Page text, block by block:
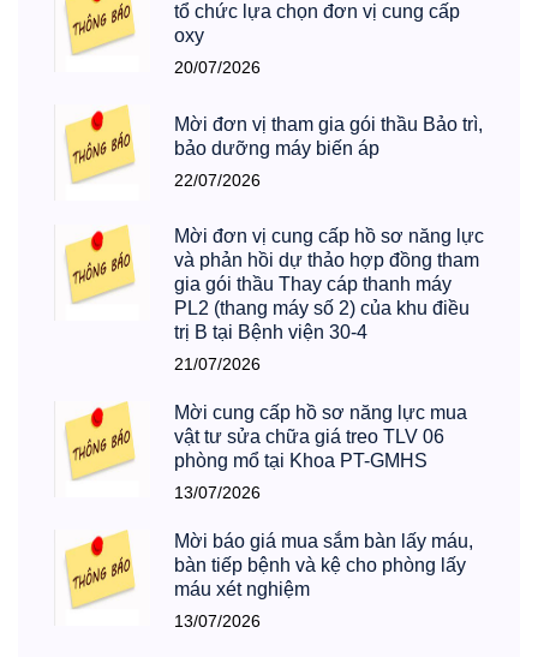
tổ chức lựa chọn đơn vị cung cấp
oxy
20/07/2026
Mời đơn vị tham gia gói thầu Bảo trì,
bảo dưỡng máy biến áp
22/07/2026
Mời đơn vị cung cấp hồ sơ năng lực
và phản hồi dự thảo hợp đồng tham
gia gói thầu Thay cáp thanh máy
PL2 (thang máy số 2) của khu điều
trị B tại Bệnh viện 30-4
21/07/2026
Mời cung cấp hồ sơ năng lực mua
vật tư sửa chữa giá treo TLV 06
phòng mổ tại Khoa PT-GMHS
13/07/2026
Mời báo giá mua sắm bàn lấy máu,
bàn tiếp bệnh và kệ cho phòng lấy
máu xét nghiệm
13/07/2026